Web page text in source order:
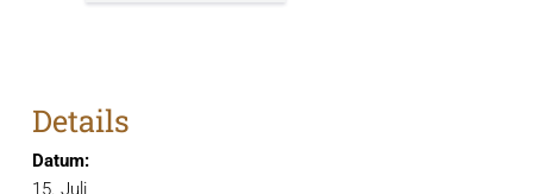
Details
Datum:
15. Juli